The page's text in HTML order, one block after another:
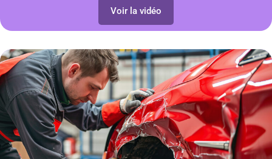
Voir la vidéo